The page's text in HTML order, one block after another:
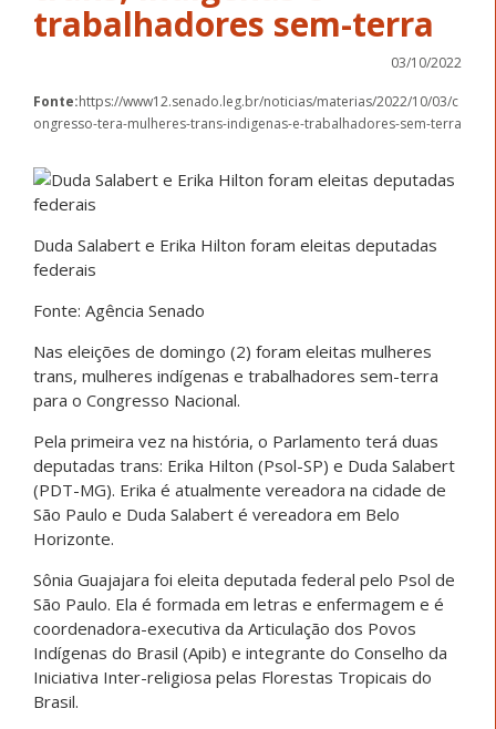
trabalhadores sem-terra
03/10/2022
Fonte:https://www12.senado.leg.br/noticias/materias/2022/10/03/c
ongresso-tera-mulheres-trans-indigenas-e-trabalhadores-sem-terra
Duda Salabert e Erika Hilton foram eleitas deputadas
federais
Fonte: Agência Senado
Nas eleições de domingo (2) foram eleitas mulheres
trans, mulheres indígenas e trabalhadores sem-terra
para o Congresso Nacional.
Pela primeira vez na história, o Parlamento terá duas
deputadas trans: Erika Hilton (Psol-SP) e Duda Salabert
(PDT-MG). Erika é atualmente vereadora na cidade de
São Paulo e Duda Salabert é vereadora em Belo
Horizonte.
Sônia Guajajara foi eleita deputada federal pelo Psol de
São Paulo. Ela é formada em letras e enfermagem e é
coordenadora-executiva da Articulação dos Povos
Indígenas do Brasil (Apib) e integrante do Conselho da
Iniciativa Inter-religiosa pelas Florestas Tropicais do
Brasil.